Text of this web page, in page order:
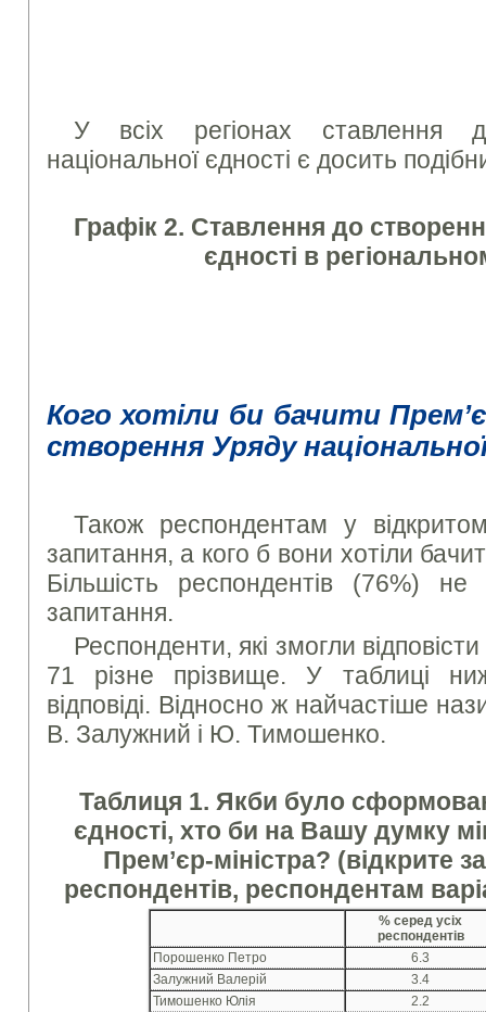
У всіх регіонах ставлення
національної єдності є досить
Графік 2. Ставлення до
єдності в
Кого хотіли би бачити
створення Уряду
Також респондентам у
запитання, а кого б вони хотіли
Більшість респондентів (76%) не
запитання.
Респонденти, які змогли
71 різне прізвище. У таблиці
відповіді. Відносно ж найчастіше
В. Залужний і Ю. Тимошенко.
Таблиця 1. Якби було
єдності, хто би на Вашу думку
Прем’єр-міністра? (відкрите
респондентів, респондентам
% серед усіх
респондентів
Порошенко Петро
6.3
Залужний Валерій
3.4
Тимошенко Юлія
2.2